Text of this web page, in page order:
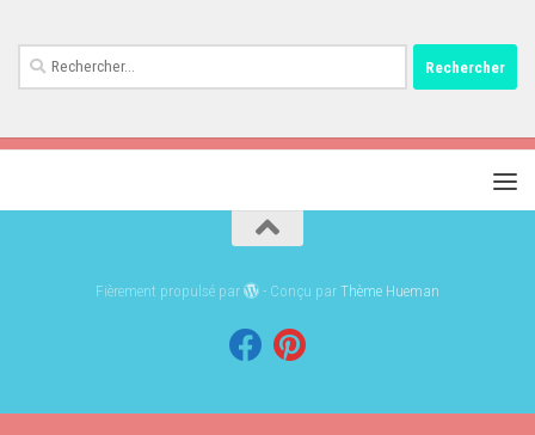
Rechercher :
Fièrement propulsé par - Conçu parThème Hueman